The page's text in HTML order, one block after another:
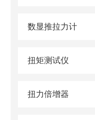
数显推拉力计
扭矩测试仪
扭力倍增器